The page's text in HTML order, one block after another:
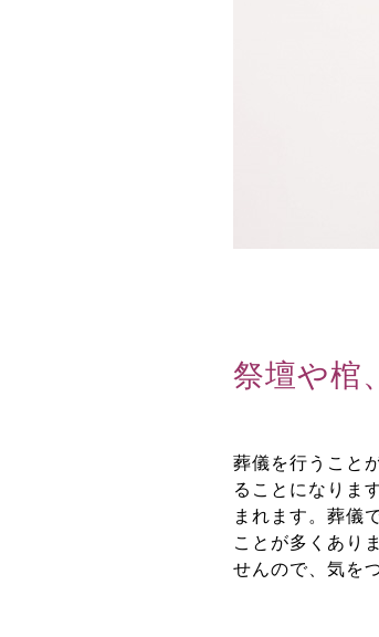
祭壇や棺
葬儀を行うこと
ることになりま
まれます。葬儀
ことが多くあり
せんので、気を